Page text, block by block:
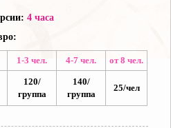
4 часа
1-3 чел. 4-7 чел. от 8 чел.
120/
группа
140/
группа
25/чел